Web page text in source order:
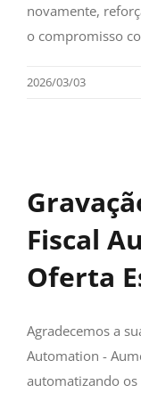
novamente,
o compromisso
2026/03/03
Fiscal
Oferta
Agradecemos a
Automation -
automatizando